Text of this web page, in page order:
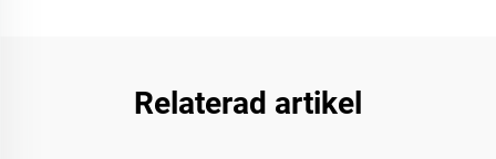
Relaterad artikel